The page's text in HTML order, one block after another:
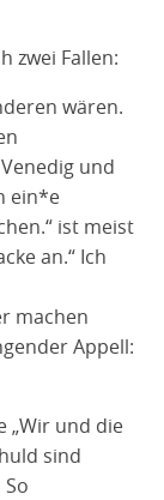
zwei Fallen:
wären.
und
ein*e
ist meist
an.“ Ich
machen
Appell:
„Wir und die
sind